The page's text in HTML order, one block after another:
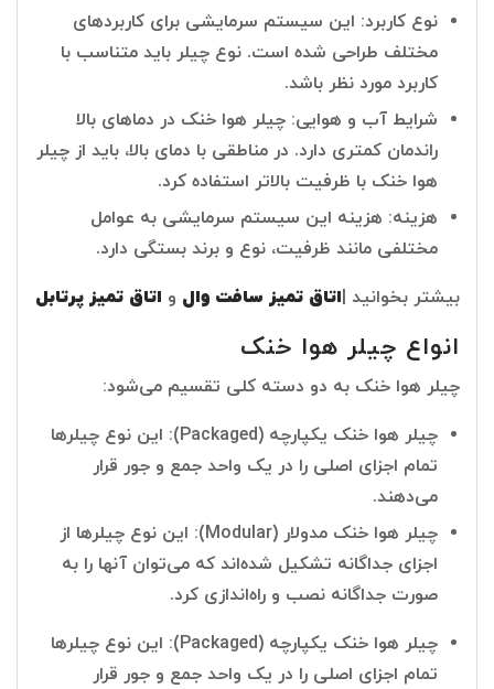
نوع کاربرد: این سیستم سرمایشی برای کاربردهای
مختلف طراحی شده است. نوع چیلر باید متناسب با
کاربرد مورد نظر باشد.
شرایط آب و هوایی: چیلر هوا خنک در دماهای بالا
راندمان کمتری دارد. در مناطقی با دمای بالا، باید از چیلر
هوا خنک با ظرفیت بالاتر استفاده کرد.
هزینه: هزینه این سیستم سرمایشی به عوامل
مختلفی مانند ظرفیت، نوع و برند بستگی دارد.
بیشتر بخوانید | اتاق تمیز سافت وال و اتاق تمیز پرتابل
انواع چیلر هوا خنک
چیلر هوا خنک به دو دسته کلی تقسیم می‌شود:
چیلر هوا خنک یکپارچه (Packaged): این نوع چیلرها
تمام اجزای اصلی را در یک واحد جمع و جور قرار
می‌دهند.
چیلر هوا خنک مدولار (Modular): این نوع چیلرها از
اجزای جداگانه تشکیل شده‌اند که می‌توان آنها را به
صورت جداگانه نصب و راه‌اندازی کرد.
چیلر هوا خنک یکپارچه (Packaged): این نوع چیلرها
تمام اجزای اصلی را در یک واحد جمع و جور قرار